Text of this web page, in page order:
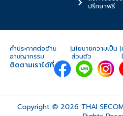
ปรึกษาฟรี
คำประกาศต่อต้าน
อาชญากรรม
|นโยบายความเป็น
ส่วนตัว
|
ติดตามเราได้ที่
Copyright © 2026 THAI